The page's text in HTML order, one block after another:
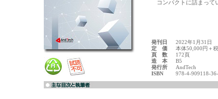
発刊日
2022年1月31日
定 価
本体50,000円＋税
頁 数
172頁
造 本
B5
発行所
AndTech
ISBN
978-4-909118-